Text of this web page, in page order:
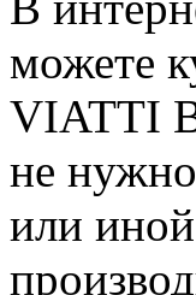
можете
VIATTI
не нужно
или